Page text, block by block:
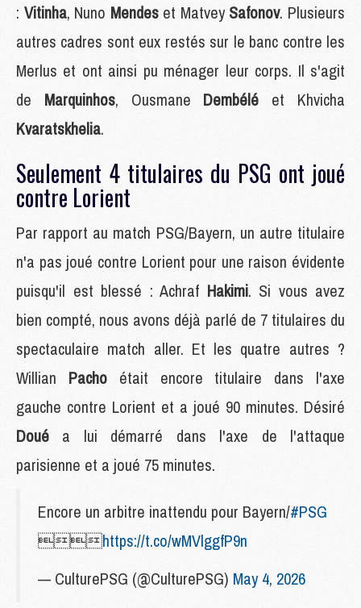
: Vitinha, Nuno Mendes et MatveySafonov. Plusieurs
autres cadres sont eux restés sur le banc contre les
Merlus et ont ainsi pu ménager leur corps. Il s'agit
de Marquinhos, Ousmane Dembélé et Khvicha
Kvaratskhelia.
Seulement 4 titulaires du PSG ont joué
contre Lorient
Par rapport au match PSG/Bayern, un autre titulaire
n'a pas joué contre Lorient pour une raison évidente
puisqu'il est blessé : Achraf Hakimi. Si vous avez
bien compté, nous avons déjà parlé de 7 titulaires du
spectaculaire match aller. Et les quatre autres ?
Willian Pacho était encore titulaire dans l'axe
gauche contre Lorient et a joué 90 minutes. Désiré
Doué a lui démarré dans l'axe de l'attaque
parisienne et a joué 75 minutes.
Encore un arbitre inattendu pour Bayern/#PSG
https://t.co/wMVlggfP9n
— CulturePSG (@CulturePSG) May 4, 2026